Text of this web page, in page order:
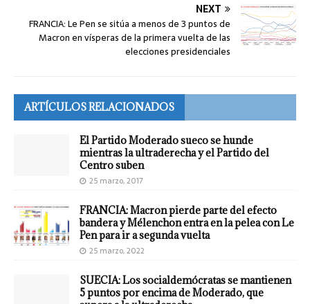
NEXT
FRANCIA: Le Pen se sitúa a menos de 3 puntos de
Macron en vísperas de la primera vuelta de las
elecciones presidenciales
ARTÍCULOS RELACIONADOS
El Partido Moderado sueco se hunde
mientras la ultraderecha y el Partido del
Centro suben
25 marzo, 2017
FRANCIA: Macron pierde parte del efecto
bandera y Mélenchon entra en la pelea con Le
Pen para ir a segunda vuelta
25 marzo, 2022
SUECIA: Los socialdemócratas se mantienen
5 puntos por encima de Moderado, que